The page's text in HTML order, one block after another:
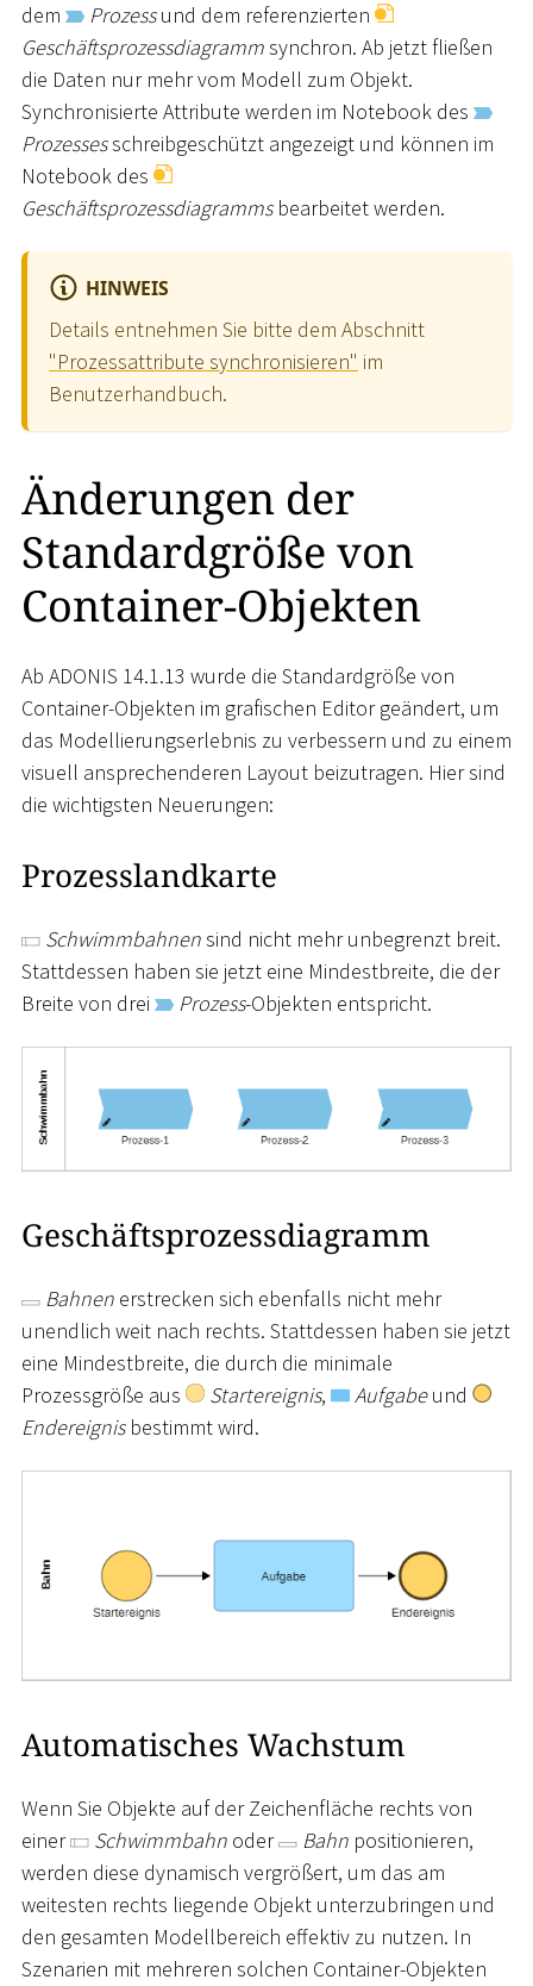
dem
Prozessund dem referenzierten
Geschäftsprozessdiagrammsynchron. Ab jetzt fließen
die Daten nur mehr vom Modell zum Objekt.
Synchronisierte Attribute werden im Notebook des
Prozessesschreibgeschützt angezeigt und können im
Notebook des
Geschäftsprozessdiagrammsbearbeitet werden.
HINWEIS
Details entnehmen Sie bitte dem Abschnitt
"Prozessattribute synchronisieren" im
Benutzerhandbuch.
Änderungen der
Standardgröße von
Container-Objekten
Ab ADONIS 14.1.13 wurde die Standardgröße von
Container-Objekten im grafischen Editor geändert, um
das Modellierungserlebnis zu verbessern und zu einem
visuell ansprechenderen Layout beizutragen. Hier sind
die wichtigsten Neuerungen:
Prozesslandkarte
Schwimmbahnensind nicht mehr unbegrenzt breit.
Stattdessen haben sie jetzt eine Mindestbreite, die der
Breite von drei
Prozess-Objekten entspricht.
Geschäftsprozessdiagramm
Bahnen erstrecken sich ebenfalls nicht mehr
unendlich weit nach rechts. Stattdessen haben sie jetzt
eine Mindestbreite, die durch die minimale
Prozessgröße aus
Startereignis, Aufgabeund
Endereignisbestimmt wird.
Automatisches Wachstum
Wenn Sie Objekte auf der Zeichenfläche rechts von
einer
Schwimmbahn oder Bahn positionieren,
werden diese dynamisch vergrößert, um das am
weitesten rechts liegende Objekt unterzubringen und
den gesamten Modellbereich effektiv zu nutzen. In
Szenarien mit mehreren solchen Container-Objekten